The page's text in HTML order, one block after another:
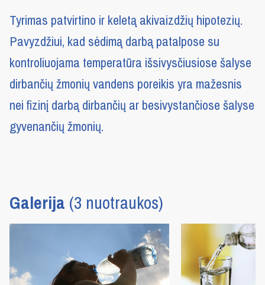
Tyrimas patvirtino ir keletą akivaizdžių hipotezių.
Pavyzdžiui, kad sėdimą darbą patalpose su
kontroliuojama temperatūra išsivysčiusiose šalyse
dirbančių žmonių vandens poreikis yra mažesnis
nei fizinį darbą dirbančių ar besivystančiose šalyse
gyvenančių žmonių.
Galerija(3 nuotraukos)